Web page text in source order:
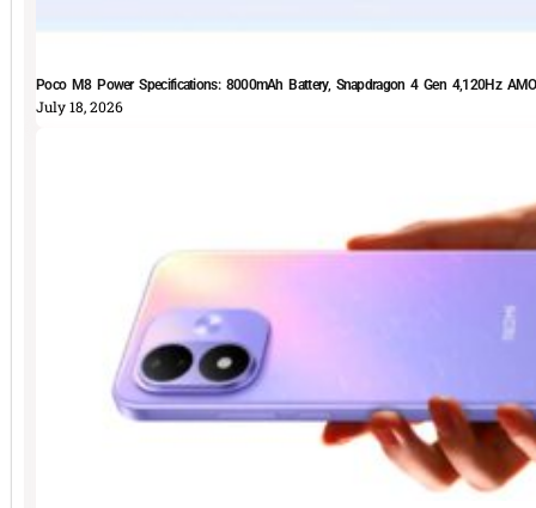
Poco M8 Power Specifications: 8000mAh Battery, Snapdragon 4 Gen 4,120Hz
July 18, 2026